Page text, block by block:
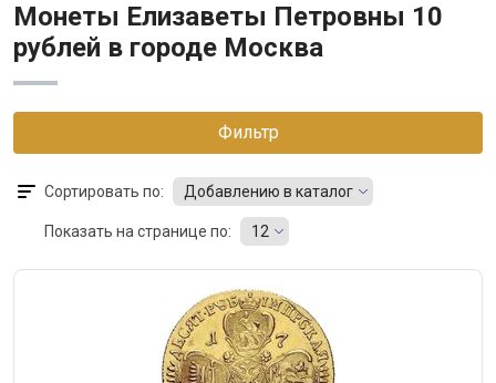
Монеты Елизаветы Петровны 10
рублей в городе Москва
Фильтр
Сортировать по: Добавлению в каталог
Показать на странице по: 12